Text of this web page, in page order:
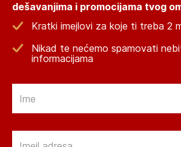
dešavanjima i promocijama tvog
Kratki imejlovi za koje ti treba 2
Nikad te nećemo spamovati
informacijama